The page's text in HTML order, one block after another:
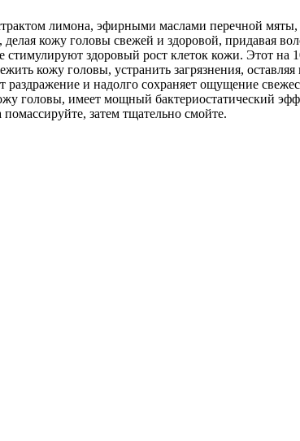
лимона, эфирными маслами перечной
кожу головы свежей и здоровой, придавая
стимулируют здоровый рост клеток кожи. Этот
кожу головы, устранить загрязнения,
и надолго сохраняет ощущение
головы, имеет мощный бактериостатический
затем тщательно смойте.